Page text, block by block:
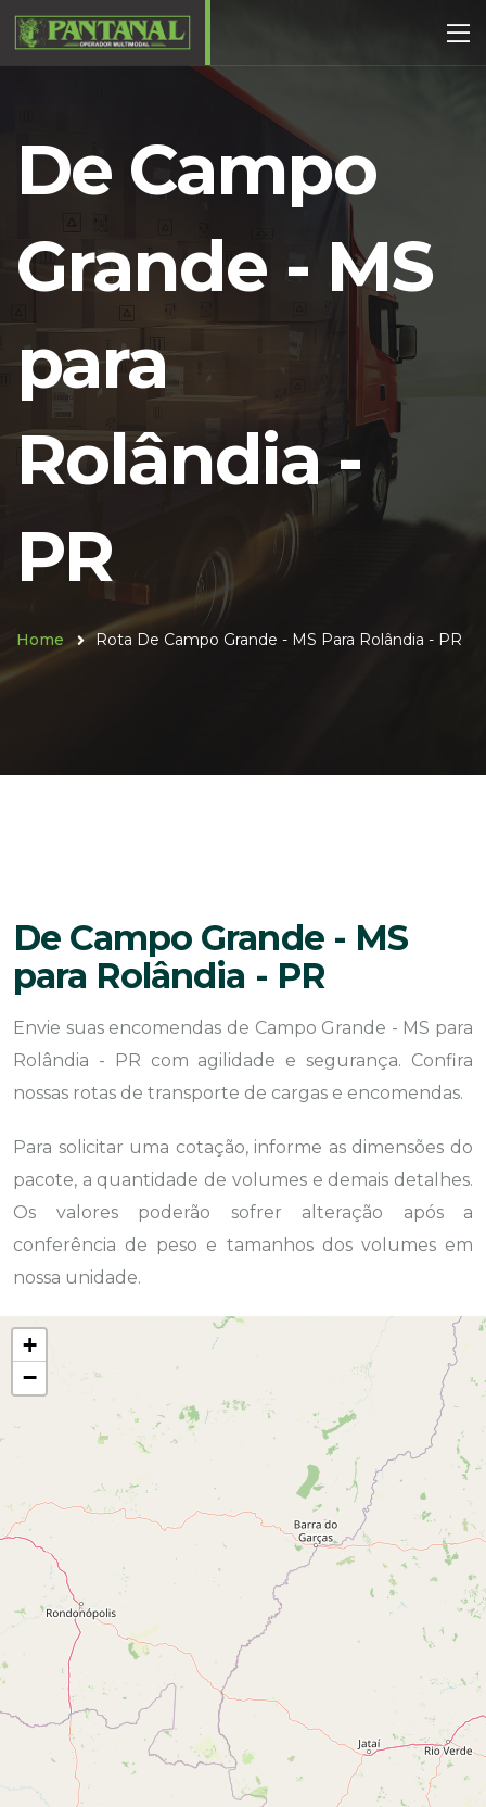
De Campo
Grande - MS
para
Rolândia -
PR
Home Rota De Campo Grande - MS Para Rolândia - PR
De Campo Grande - MS
para Rolândia - PR
Envie suas encomendas de Campo Grande - MS para
Rolândia - PR com agilidade e segurança. Confira
nossas rotas de transporte de cargas e encomendas.
Para solicitar uma cotação, informe as dimensões do
pacote, a quantidade de volumes e demais detalhes.
Os valores poderão sofrer alteração após a
conferência de peso e tamanhos dos volumes em
nossa unidade.
+
−